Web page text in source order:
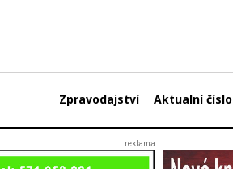
Zpravodajství Aktualní číslo